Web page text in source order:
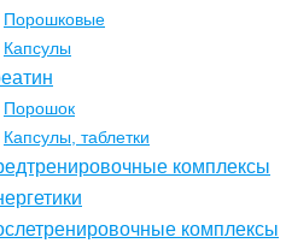
Порошковые
Капсулы
Порошок
Капсулы, таблетки
комплексы
комплексы